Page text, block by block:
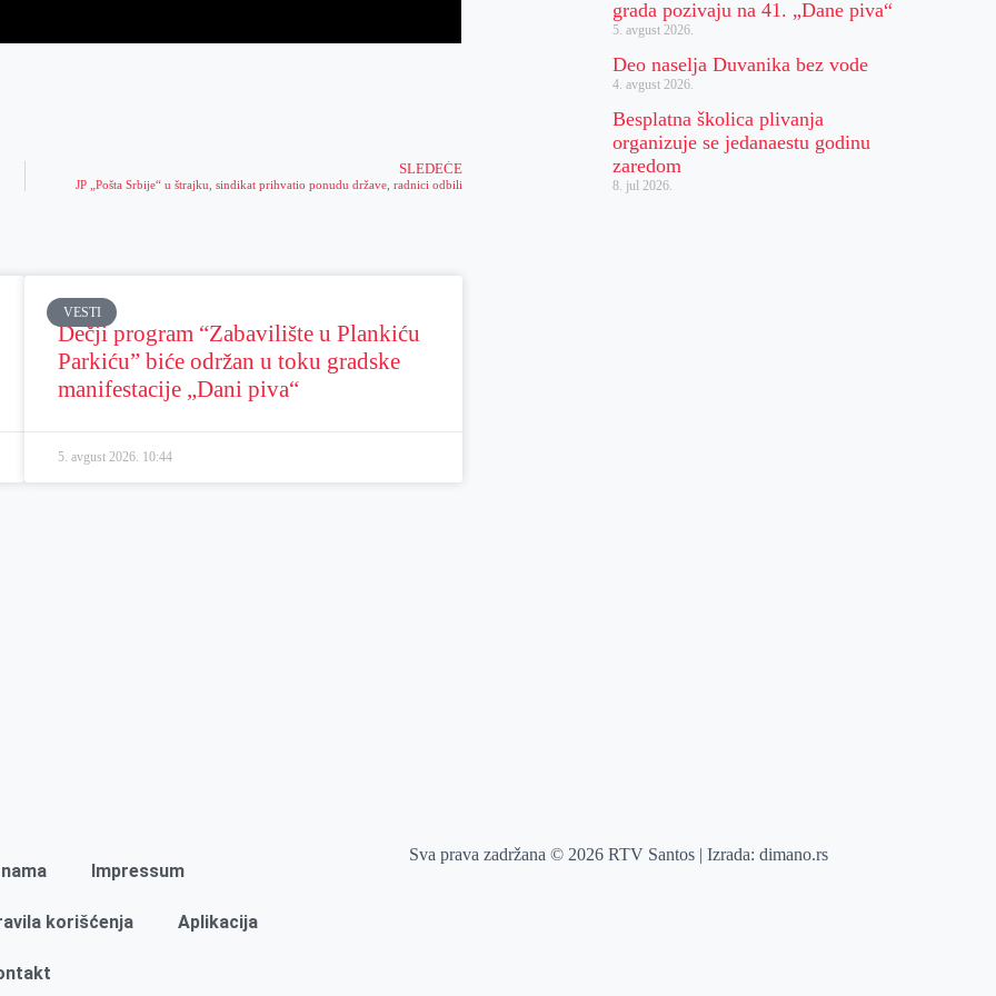
SLEDEĆE
JP „Pošta Srbije“ u štrajku, sindikat prihvatio ponudu države, radnici odbili
VESTI
Dečji program “Zabavilište u Plankiću
Parkiću” biće održan u toku gradske
manifestacije „Dani piva“
5. avgust 2026. 10:44
grada pozivaju na 41. „Dane piva“
5. avgust 2026.
Deo naselja Duvanika bez vode
4. avgust 2026.
Besplatna školica plivanja
organizuje se jedanaestu godinu
zaredom
8. jul 2026.
Impressum
korišćenja Aplikacija
Sva prava zadržana © 2026 RTV Santos | Izrada:dimano.rs